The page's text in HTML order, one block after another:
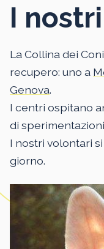
I
La Collina dei
recupero: uno a
Genova.
I centri ospitano
di
I nostri volontari
giorno.